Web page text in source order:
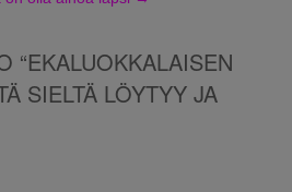
“EKALUOKKALAISEN
SIELTÄ LÖYTYY JA